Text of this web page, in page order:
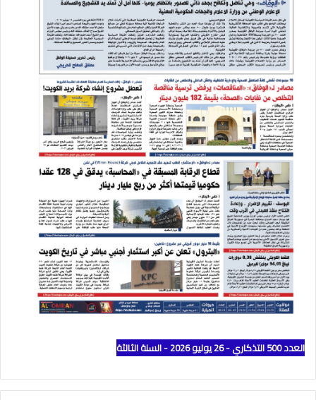
العدد 500 التذكاري - 26 يوليو 2026 - السنة الثالثة